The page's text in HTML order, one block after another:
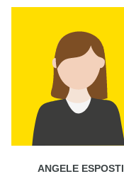
ANGELE ESPOSTI